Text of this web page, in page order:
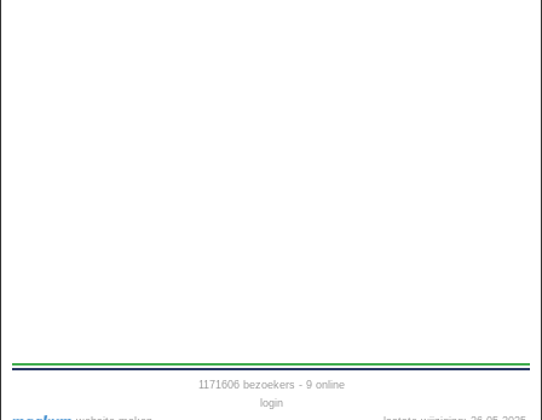
1171606bezoekers - 9 online
login